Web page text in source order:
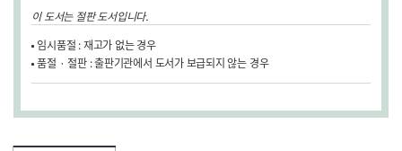
이 도서는 절판 도서입니다.
임시품절 : 재고가 없는 경우
품절 · 절판 : 출판기관에서 도서가 보급되지 않는 경우